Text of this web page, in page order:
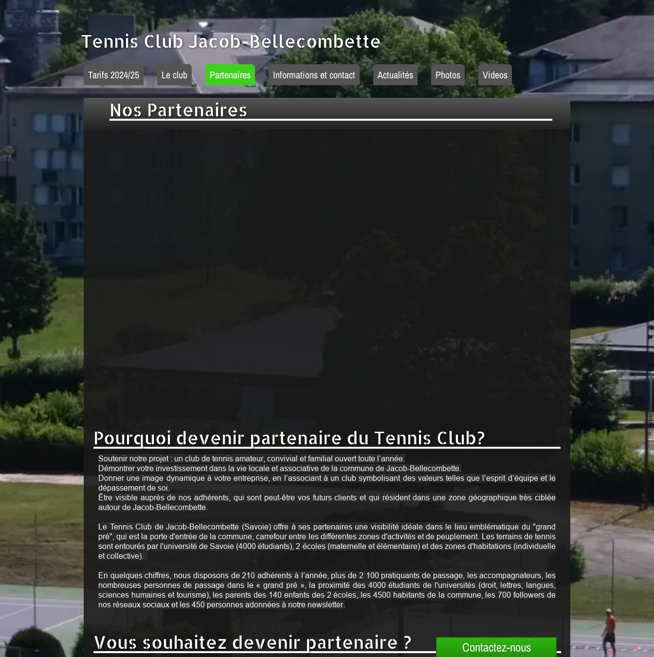
Tennis Club Jacob-Bellecombette
Tarifs 2024/25 Le club Partenaires Informations et contact Actualités Photos Videos
Nos Partenaires
Pourquoi devenir partenaire du Tennis Club?
Soutenir notre projet : un club de tennis amateur, convivial et familial ouvert toute l’année.
Démontrer votre investissement dans la vie locale et associative de la commune de Jacob-Bellecombette.
Donner une image dynamique à votre entreprise, en l’associant à un club symbolisant des valeurs telles que l’esprit d’équipe et le
dépassement de soi.
Être visible auprès de nos adhérents, qui sont peut-être vos futurs clients et qui résident dans une zone géographique très ciblée
autour de Jacob-Bellecombette.
Le Tennis Club de Jacob-Bellecombette (Savoie) offre à ses partenaires une visibilité idéale dans le lieu emblématique du "grand
pré", qui est la porte d'entrée de la commune, carrefour entre les différentes zones d'activités et de peuplement. Les terrains de tennis
sont entourés par l'université de Savoie (4000 étudiants), 2 écoles (maternelle et élémentaire) et des zones d'habitations (individuelle
et collective).
En quelques chiffres, nous disposons de 210 adhérents à l’année, plus de 2 100 pratiquants de passage, les accompagnateurs, les
nombreuses personnes de passage dans le « grand pré », la proximité des 4000 étudiants de l'universités (droit, lettres, langues,
sciences humaines et tourisme), les parents des 140 enfants des 2 écoles, les 4500 habitants de la commune, les 700 followers de
nos réseaux sociaux et les 450 personnes adonnées à notre newsletter.
Vous souhaitez devenir partenaire ? Contactez-nous